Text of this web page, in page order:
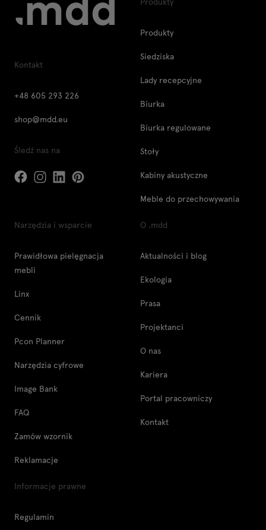
Kontakt
+48 605 293 226
shop@mdd.eu
Śledź nas na
Produkty
Siedziska
Lady recepcyjne
Biurka
Biurka regulowane
Stoły
Kabiny akustyczne
Meble do przechowywania
Narzędzia i wsparcie
Prawidłowa pielęgnacja
mebli
Linx
Cennik
Pcon Planner
Narzędzia cyfrowe
Image Bank
FAQ
Zamów wzornik
Reklamacje
O .mdd
Aktualności i blog
Ekologia
Prasa
Projektanci
O nas
Kariera
Portal pracowniczy
Kontakt
Informacje prawne
Regulamin